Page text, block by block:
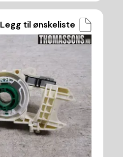
Legg til ønskeliste